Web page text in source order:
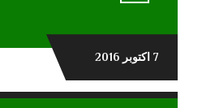
7 اكتوبر 2016